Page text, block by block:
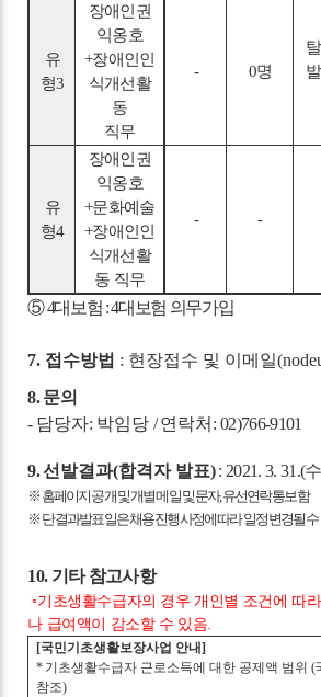
유
형3
장애인권
익옹호
+장애인인
식개선활
동
직무
- 0명
유
형4
장애인권
익옹호
+문화예술
+장애인인
식개선활
동 직무
- -
⑤4대보험 : 4대보험 의무가입
7. 접수방법 : 현장접수 및 이메일
8.문의
- 담당자: 박임당 /연락처 : 02)766-9101
9.선발결과(합격자 발표): 2021. 3. 31.(
※ 홈페이지 공개 및 개별 메일 및 문자,유선연락 통보함
※ 단 결과발표일은 채용 진행사정에 따라 일정 변경될 수
10. 기타 참고사항
◦기초생활수급자의 경우 개인별 조건에 따
나 급여액이 감소할 수 있음
[국민기초생활보장사업 안내]
* 기초생활수급자 근로소득에 대한 공제액 범위 (
참조)